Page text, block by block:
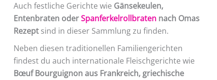
Auch festliche Gerichte wie Gänsekeulen,
Entenbraten oderSpanferkelrollbratennach Omas
Rezeptsind in dieser Sammlung zu finden.
Neben diesen traditionellen Familiengerichten
findest du auch internationale Fleischgerichte wie
Bœuf Bourguignon aus Frankreich, griechische